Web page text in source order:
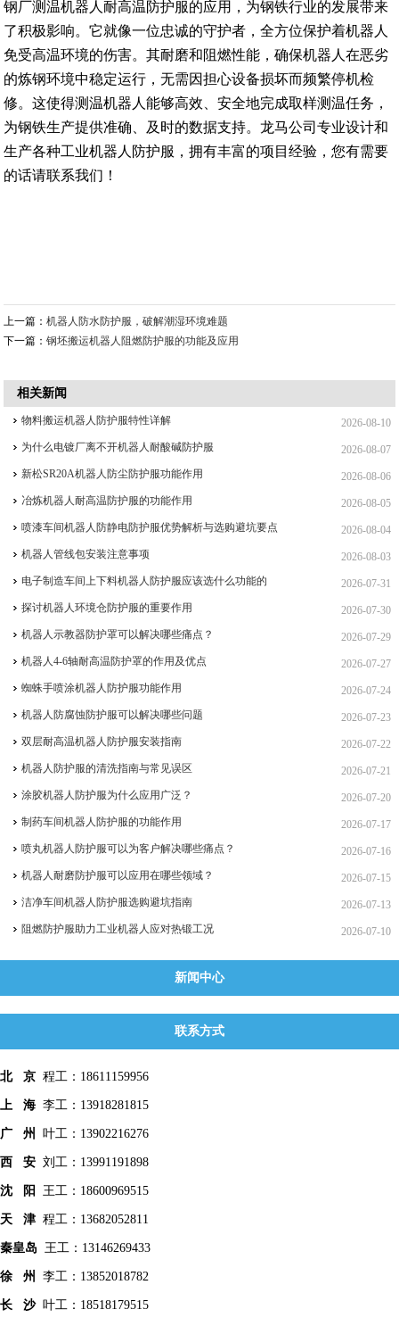
钢厂测温机器人耐高温防护服的应用，为钢铁行业的发展带来
了积极影响。它就像一位忠诚的守护者，全方位保护着机器人
免受高温环境的伤害。其耐磨和阻燃性能，确保机器人在恶劣
的炼钢环境中稳定运行，无需因担心设备损坏而频繁停机检
修。这使得测温机器人能够高效、安全地完成取样测温任务，
为钢铁生产提供准确、及时的数据支持。龙马公司专业设计和
生产各种工业机器人防护服，拥有丰富的项目经验，您有需要
的话请联系我们！
上一篇：机器人防水防护服，破解潮湿环境难题
下一篇：钢坯搬运机器人阻燃防护服的功能及应用
相关新闻
2026-08-10
物料搬运机器人防护服特性详解
2026-08-07
为什么电镀厂离不开机器人耐酸碱防护服
2026-08-06
新松SR20A机器人防尘防护服功能作用
2026-08-05
冶炼机器人耐高温防护服的功能作用
2026-08-04
喷漆车间机器人防静电防护服优势解析与选购避坑要点
2026-08-03
机器人管线包安装注意事项
2026-07-31
电子制造车间上下料机器人防护服应该选什么功能的
2026-07-30
探讨机器人环境仓防护服的重要作用
2026-07-29
机器人示教器防护罩可以解决哪些痛点？
2026-07-27
机器人4-6轴耐高温防护罩的作用及优点
2026-07-24
蜘蛛手喷涂机器人防护服功能作用
2026-07-23
机器人防腐蚀防护服可以解决哪些问题
2026-07-22
双层耐高温机器人防护服安装指南
2026-07-21
机器人防护服的清洗指南与常见误区
2026-07-20
涂胶机器人防护服为什么应用广泛？
2026-07-17
制药车间机器人防护服的功能作用
2026-07-16
喷丸机器人防护服可以为客户解决哪些痛点？
2026-07-15
机器人耐磨防护服可以应用在哪些领域？
2026-07-13
洁净车间机器人防护服选购避坑指南
2026-07-10
阻燃防护服助力工业机器人应对热锻工况
新闻中心
联系方式
北 京 程工：18611159956
上 海 李工：13918281815
广 州 叶工：13902216276
西 安 刘工：13991191898
沈 阳 王工：18600969515
天 津 程工：13682052811
秦皇岛 王工：13146269433
徐 州 李工：13852018782
长 沙叶工：18518179515